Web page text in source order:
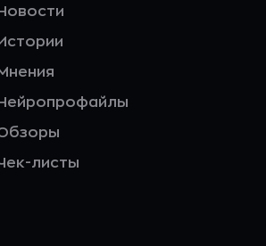
листы